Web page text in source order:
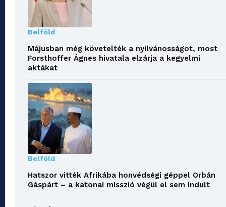
Belföld
Májusban még követelték a nyilvánosságot, most
Forsthoffer Ágnes hivatala elzárja a kegyelmi
aktákat
Belföld
Hatszor vitték Afrikába honvédségi géppel Orbán
Gáspárt – a katonai misszió végül el sem indult